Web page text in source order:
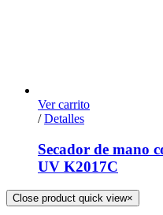
Ver carrito
/ Detalles
Secador de mano
UV K2017C
Close product quick view×